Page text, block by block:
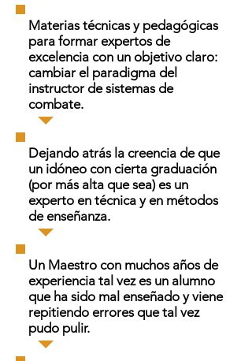
Materias técnicas y pedagógicas
para formar expertos de
excelencia con un objetivo claro:
cambiar el paradigma del
instructor de sistemas de
combate.
Dejando atrás la creencia de que
un idóneo con cierta graduación
(por más alta que sea) es un
experto en técnica y en métodos
de enseñanza.
Un Maestro con muchos años de
experiencia tal vez es un alumno
que ha sido mal enseñado y viene
repitiendo errores que tal vez
pudo pulir.